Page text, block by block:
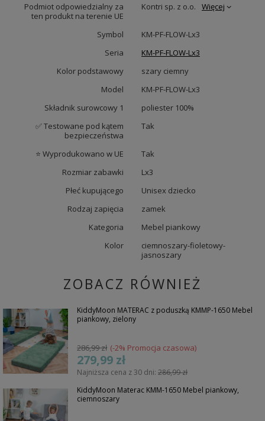
Podmiot odpowiedzialny za
ten produkt na terenie UE
Kontri sp. z o.o. Więcej
Symbol
KM-PF-FLOW-Lx3
Seria
KM-PF-FLOW-Lx3
Kolor podstawowy
szary ciemny
Model
KM-PF-FLOW-Lx3
Składnik surowcowy 1
poliester 100%
✅ Testowane pod kątem
bezpieczeństwa
Tak
⭐ Wyprodukowano w UE
Tak
Rozmiar zabawki
Lx3
Płeć kupującego
Unisex dziecko
Rodzaj zapięcia
zamek
Kategoria
Mebel piankowy
Kolor
ciemnoszary-fioletowy-
jasnoszary
ZOBACZ RÓWNIEŻ
KiddyMoon MATERAC z poduszką KMMP-1650 Mebel
piankowy, zielony
286,99 zł (-2% Promocja czasowa)
279,99 zł
Najniższa cena z 30 dni: 286,99 zł
KiddyMoon Materac KMM-1650 Mebel piankowy,
ciemnoszary